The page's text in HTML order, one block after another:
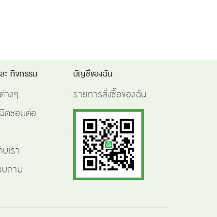
ะ กิจกรรม
างๆ
ดชอบต่อ
เรา
ถาม
บัญชีของฉัน
รายการสั่งซื้อของฉัน